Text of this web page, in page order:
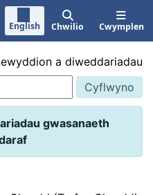
English Chwilio Cwymplen
a diweddariadau
gwasanaeth